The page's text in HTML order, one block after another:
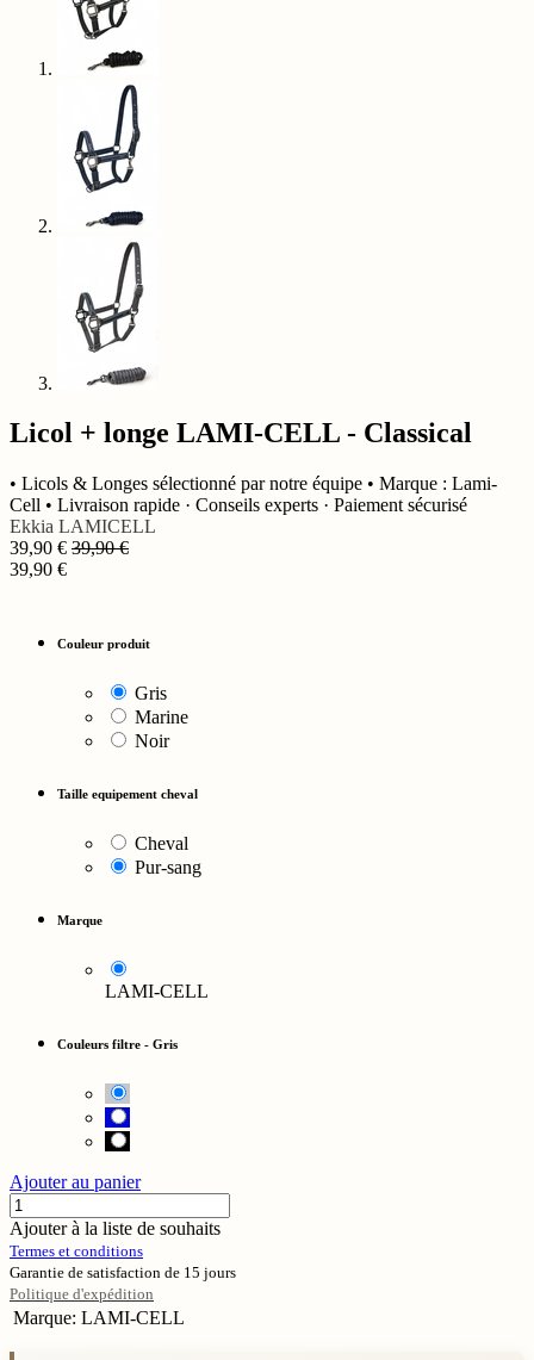
Licol + longe LAMI-CELL - Classical
• Licols & Longes sélectionné par notre équipe • Marque : Lami-
Cell • Livraison rapide · Conseils experts · Paiement sécurisé
Ekkia LAMICELL
39,90 € 39,90€
39,90 €
Couleur produit
Gris
Marine
Noir
Taille equipement cheval
Cheval
Pur-sang
Marque
LAMI-CELL
Couleurs filtre - Gris
Ajouter au panier
Ajouter à la liste de souhaits
Termes et conditions
Garantie de satisfaction de 15 jours
Politique d'expédition
Marque: LAMI-CELL